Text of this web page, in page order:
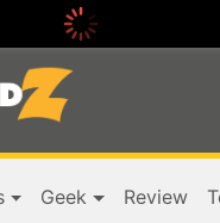
Geek Review